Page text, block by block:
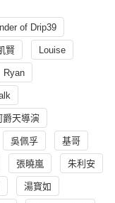
of Drip39
賢 Louise
Ryan
爵天導演
吳佩孚 基哥
張曉嵐 朱利安
湯寳如